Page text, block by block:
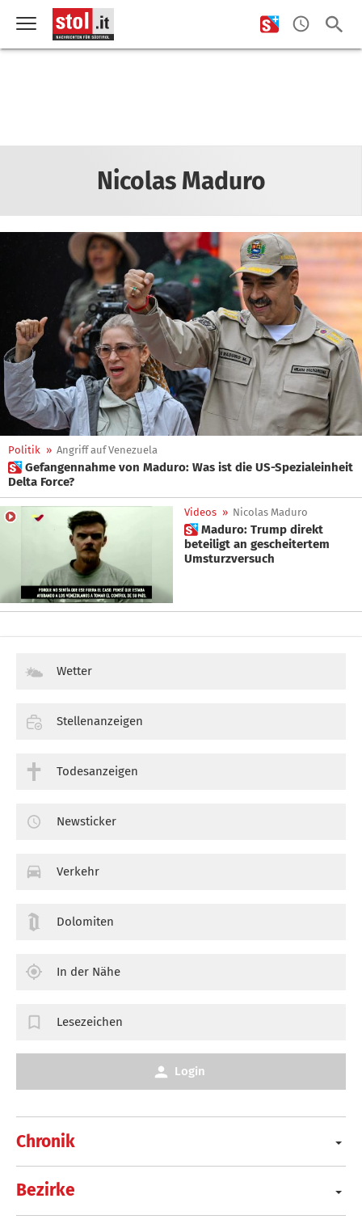
Nicolas Maduro
Politik » Angriff auf Venezuela
 Gefangennahme von Maduro: Was ist die US-Spezialeinheit
Delta Force?
Videos » Nicolas Maduro
 Maduro: Trump direkt
beteiligt an gescheitertem
Umsturzversuch
Chronik
Bezirke
Wetter
Stellenanzeigen
Todesanzeigen
Newsticker
Verkehr
Dolomiten
In der Nähe
Lesezeichen
Login